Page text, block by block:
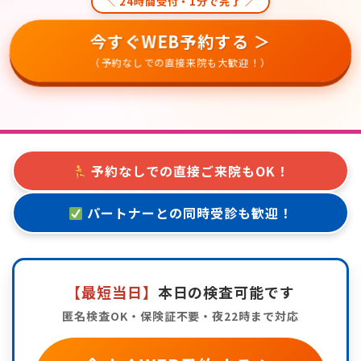
今すぐWEB予約する ＞
（予約なしでの直接来院も大歓迎！）
予約なしでの直接ご来院もOK！
パートナーとの同時受診も歓迎！
【最短当日】 本日の検査可能です
匿名検査OK・保険証不要・夜22時まで対応